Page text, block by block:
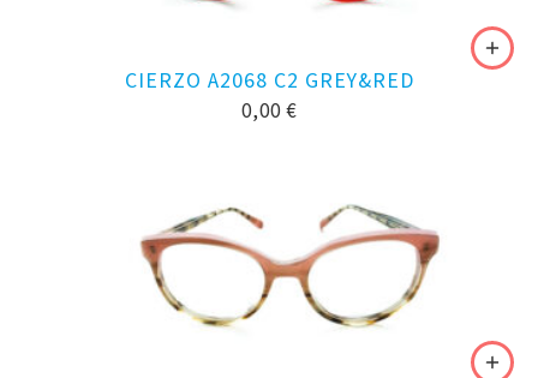
CIERZO A2068 C2 GREY&RED
0,00 €